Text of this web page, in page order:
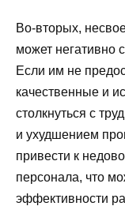
Во-вторых,
может негативно
Если им не
качественные и
столкнуться с
и ухудшением
привести к
персонала, что
эффективности